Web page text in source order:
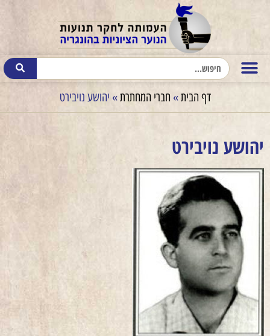
דף הבית» חברי המחתרת» יהושע נויבירט
יהושע נויבירט